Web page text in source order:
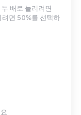
배로 늘리려면
면 50%를 선택하